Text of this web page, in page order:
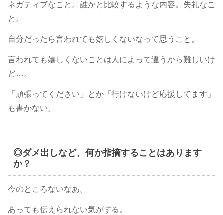
ネガティブなこと。誰かと比較するような内容。失礼なこ
と。
自分だったら言われても嬉しくないなって思うこと。
言われても嬉しくないことは人によって違うから難しいけ
ど…。
「頑張ってください」とか「行けないけど応援してます」
も書かない。
◎ダメ出しなど、何か指摘することはあります
か？
今のところないなあ。
あっても伝えられない気がする。